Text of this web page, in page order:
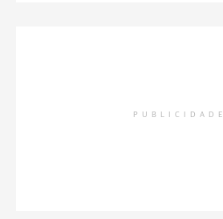
PUBLICIDADE